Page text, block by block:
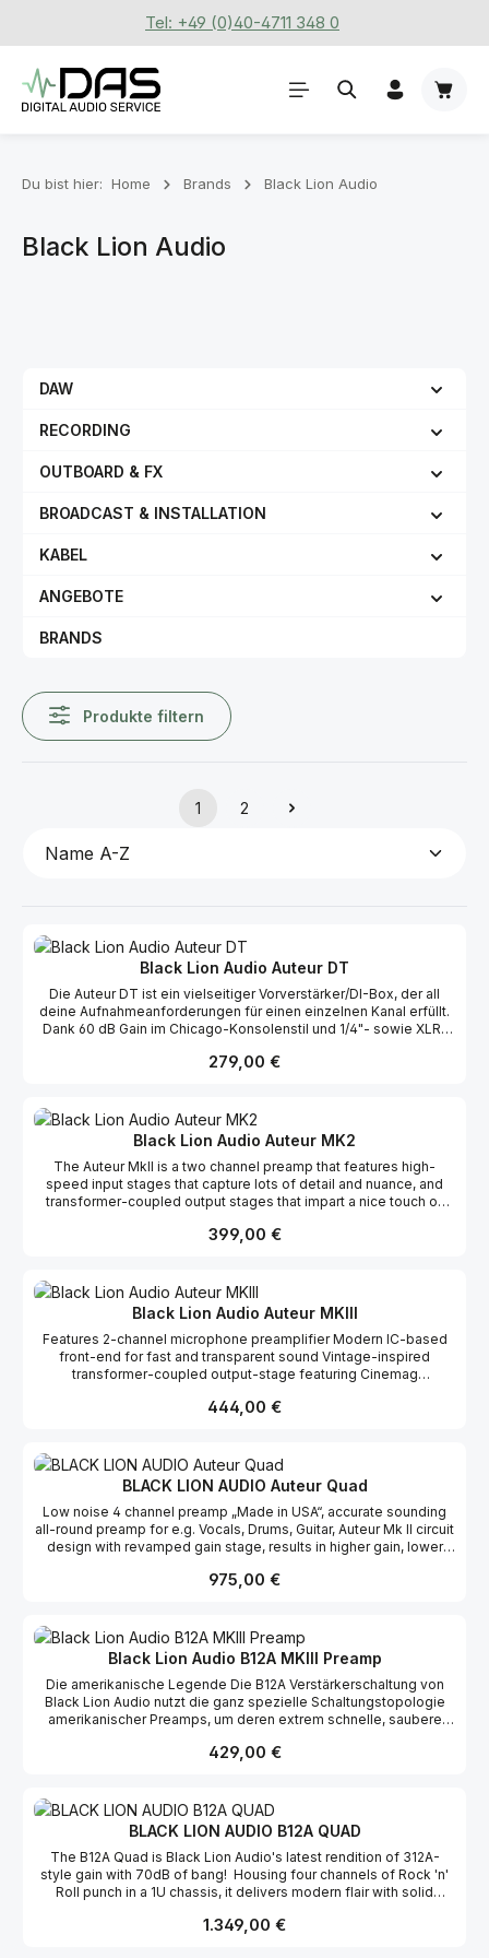
Zum Hauptinhalt springenTel: +49 (0)40-4711 348 0
Du bist hier: Home Brands Black Lion Audio
Black Lion Audio
DAW
RECORDING
OUTBOARD & FX
BROADCAST & INSTALLATION
KABEL
ANGEBOTE
BRANDS
Produkte filtern
Seite
1
Seite
2
Black Lion Audio Auteur DT
Die Auteur DT ist ein vielseitiger Vorverstärker/DI-Box, der all
deine Aufnahmeanforderungen für einen einzelnen Kanal erfüllt.
Dank 60 dB Gain im Chicago-Konsolenstil und 1/4"- sowie XLR-
was du ihm anvertraust: den knackigen Schlag einer gut
Verleihe Synthesizern Wärme und Textur oder sorge für
durchdringende Präsenz bei Gesang. Du kannst sicher sein –
alles, was du in den Auteur DT einsteckst, klingt besser, wenn es
herauskommt.
Regulärer Preis:
279,00 €
Black Lion Audio Auteur MK2
The Auteur MkII is a two channel preamp that features high-
speed input stages that capture lots of detail and nuance, and
transformer-coupled output stages that impart a nice touch of
pad. It’s housed in a 1U, ½ rack chassis, and can be linked
Stages Edcor Output Transformers 65dB Gain Extended
Frequency Response Low Distortion & Noise Phantom Power
Phase Switch 10dBu Pad XLR Microphone Input TRS Line Output
(balanced)
Regulärer Preis:
399,00 €
Black Lion Audio Auteur MKIII
Features 2-channel microphone preamplifier Modern IC-based
front-end for fast and transparent sound Vintage-inspired
transformer-coupled output-stage featuring Cinemag
-10dB pad, 48v phantom power, and polarity reverse for each
Regulärer Preis:
444,00 €
BLACK LION AUDIO Auteur Quad
Low noise 4 channel preamp „Made in USA“, accurate sounding
all-round preamp for e.g. Vocals, Drums, Guitar, Auteur Mk II circuit
design with revamped gain stage, results in higher gain, lower
switchable -10 dB PAD, switchable phase, max. 65dB Gain, input
sounding all-round preamp for e.g. Vocals, Drums, Guitar Auteur
Mk II circuit design with revamped gain stage Ultra High-Speed
Input Stages Edcor Output Transformers 65dB Gain Extended
Frequency Response Low Distortion & Noise Phantom Power
Phase Switch 10dBu Pad XLR Microphone Input TSR Input XLR
Output
Regulärer Preis:
975,00 €
Black Lion Audio B12A MKIII Preamp
Die amerikanische Legende Die B12A Verstärkerschaltung von
Black Lion Audio nutzt die ganz spezielle Schaltungstopologie
amerikanischer Preamps, um deren extrem schnelle, saubere
mkIII realisiert der Hersteller Vorzüge wie äußerst akkurates
erstmals in einer kompakten einkanaligen Version. Das elegante
Gehäuse im 9,5-Zoll-Format hält alle wichtigenBedienelemente
wie Gainregelung, 48VPhantomspeisung, Phasentausch und
Pad-Schalter direkt auf der übersichtlichen Frontplatte bereit.Der
hochpräzise gerasterte Eingangspegelregler gewährleistet eine
perfekte Reproduzierbarkeit der Einstellungen. Mit dem B12A
Sound ohne störende Artefakte. Musikalischer Sound durch
Regulärer Preis:
429,00 €
BLACK LION AUDIO B12A QUAD
The B12A Quad is Black Lion Audio's latest rendition of 312A-
style gain with 70dB of bang! Housing four channels of Rock 'n'
Roll punch in a 1U chassis, it delivers modern flair with solid
Quad has the same delicious Cinemag input transformer found in
Regulärer Preis:
1.349,00 €